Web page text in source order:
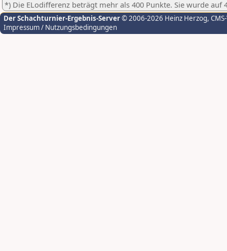
*) Die ELodifferenz beträgt mehr als 400 Punkte. Sie wurde auf
Der Schachturnier-Ergebnis-Server© 2006-2026 Heinz Herzog,
Impressum / Nutzungsbedingungen